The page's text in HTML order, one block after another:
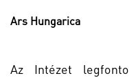
Ars Hungarica
Az Intézet